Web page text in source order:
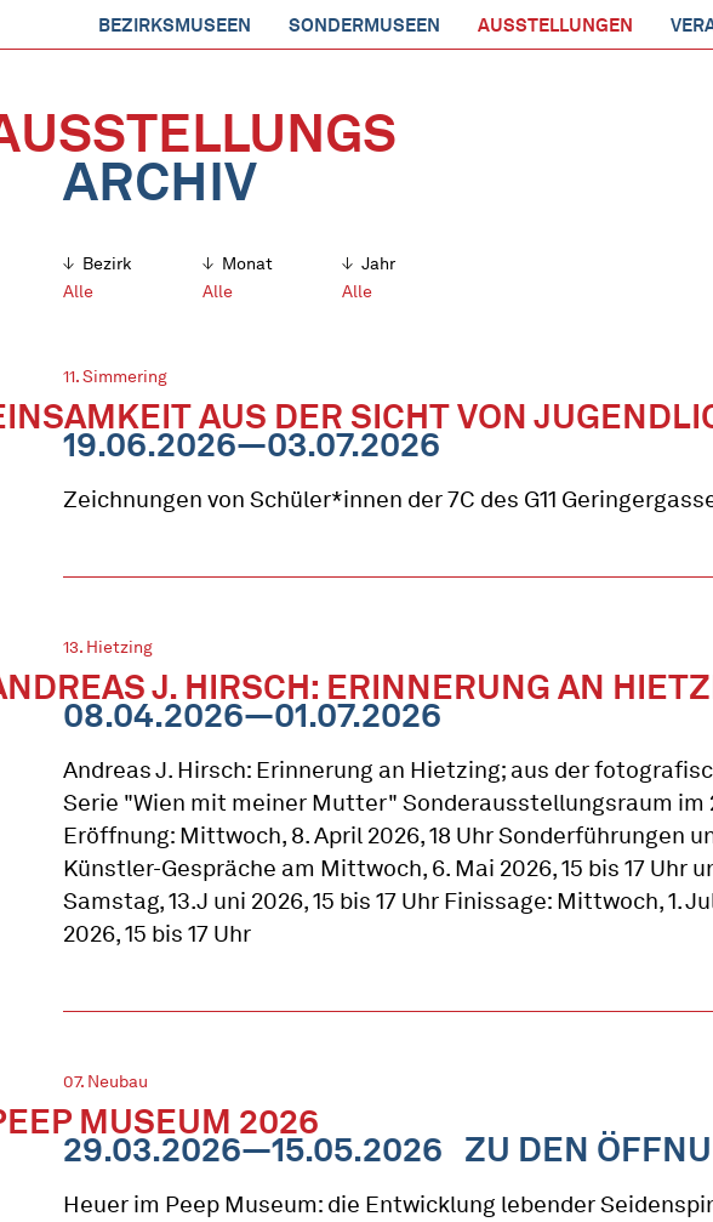
BEZIRKSMUSEEN SONDERMUSEEN AUSSTELLUNGEN
ARCHIV
Bezirk
Alle
Monat
Alle
Jahr
Alle
11. Simmering
AUS DER SICHT VON
19.06.2026—03.07.2026
Zeichnungen von Schüler*innen der 7C des G11
13. Hietzing
J. HIRSCH: ERINNERUNG AN
08.04.2026—01.07.2026
Andreas J. Hirsch: Erinnerung an Hietzing; aus der
Serie "Wien mit meiner Mutter" Sonderausstellungsraum im
Eröffnung: Mittwoch, 8. April 2026, 18 Uhr Sonderführungen
Künstler-Gespräche am Mittwoch, 6. Mai 2026, 15 bis 17 Uhr
Samstag, 13.J uni 2026, 15 bis 17 Uhr Finissage: Mittwoch, 1.
2026, 15 bis 17 Uhr
07. Neubau
MUSEUM 2026
29.03.2026—15.05.2026 ZU DEN
Heuer im Peep Museum: die Entwicklung lebender